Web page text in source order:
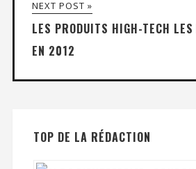
NEXT POST »
LES PRODUITS HIGH-TECH
EN 2012
TOP DE LA RÉDACTION